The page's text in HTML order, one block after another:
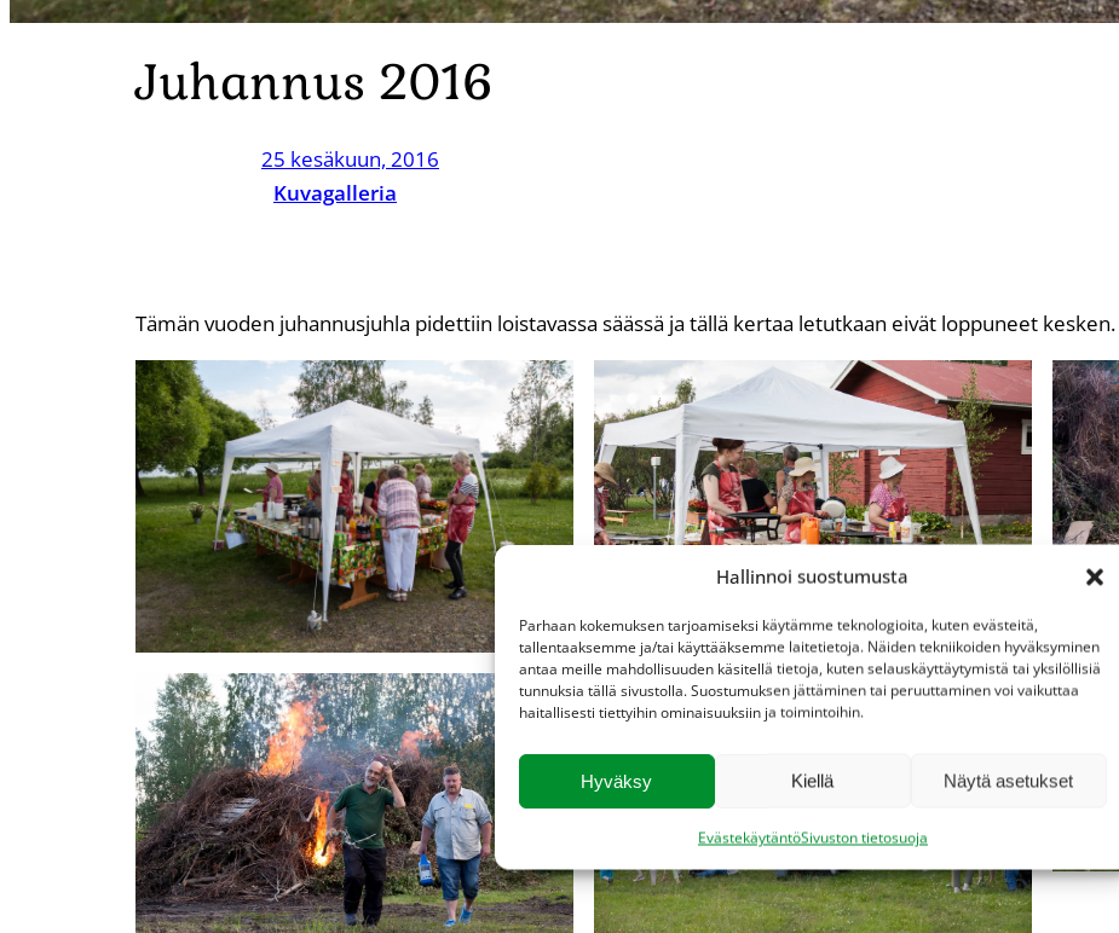
Hallinnoi suostumusta
Parhaan kokemuksen tarjoamiseksi käytämme teknologioita, kuten evästeitä,
tallentaaksemme ja/tai käyttääksemme laitetietoja. Näiden tekniikoiden hyväksyminen
antaa meille mahdollisuuden käsitellä tietoja, kuten selauskäyttäytymistä tai yksilöllisiä
tunnuksia tällä sivustolla. Suostumuksen jättäminen tai peruuttaminen voi vaikuttaa
haitallisesti tiettyihin ominaisuuksiin ja toimintoihin.
Hyväksy Kiellä Näytä asetukset
EvästekäytäntöSivuston tietosuoja
Juhannus 2016
25 kesäkuun, 2016
Kuvagalleria
Tämän vuoden juhannusjuhla pidettiin loistavassa säässä ja tällä kertaa letutkaan eivät loppuneet kesken.